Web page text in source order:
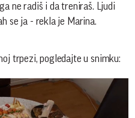
ne radiš i da treniraš. Ljudi
se ja - rekla je Marina.
trpezi, pogledajte u snimku: